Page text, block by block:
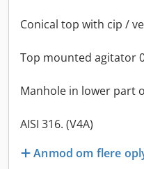
Conical top with cip /
Top mounted agitator
Manhole in lower part
AISI 316. (V4A)
Anmod om flere